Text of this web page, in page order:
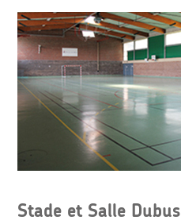
Stade et Salle Dubus